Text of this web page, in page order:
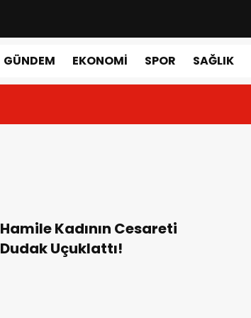
GÜNDEM EKONOMI SPOR SAĞLIK
Hamile Kadının Cesareti
Dudak Uçuklattı!